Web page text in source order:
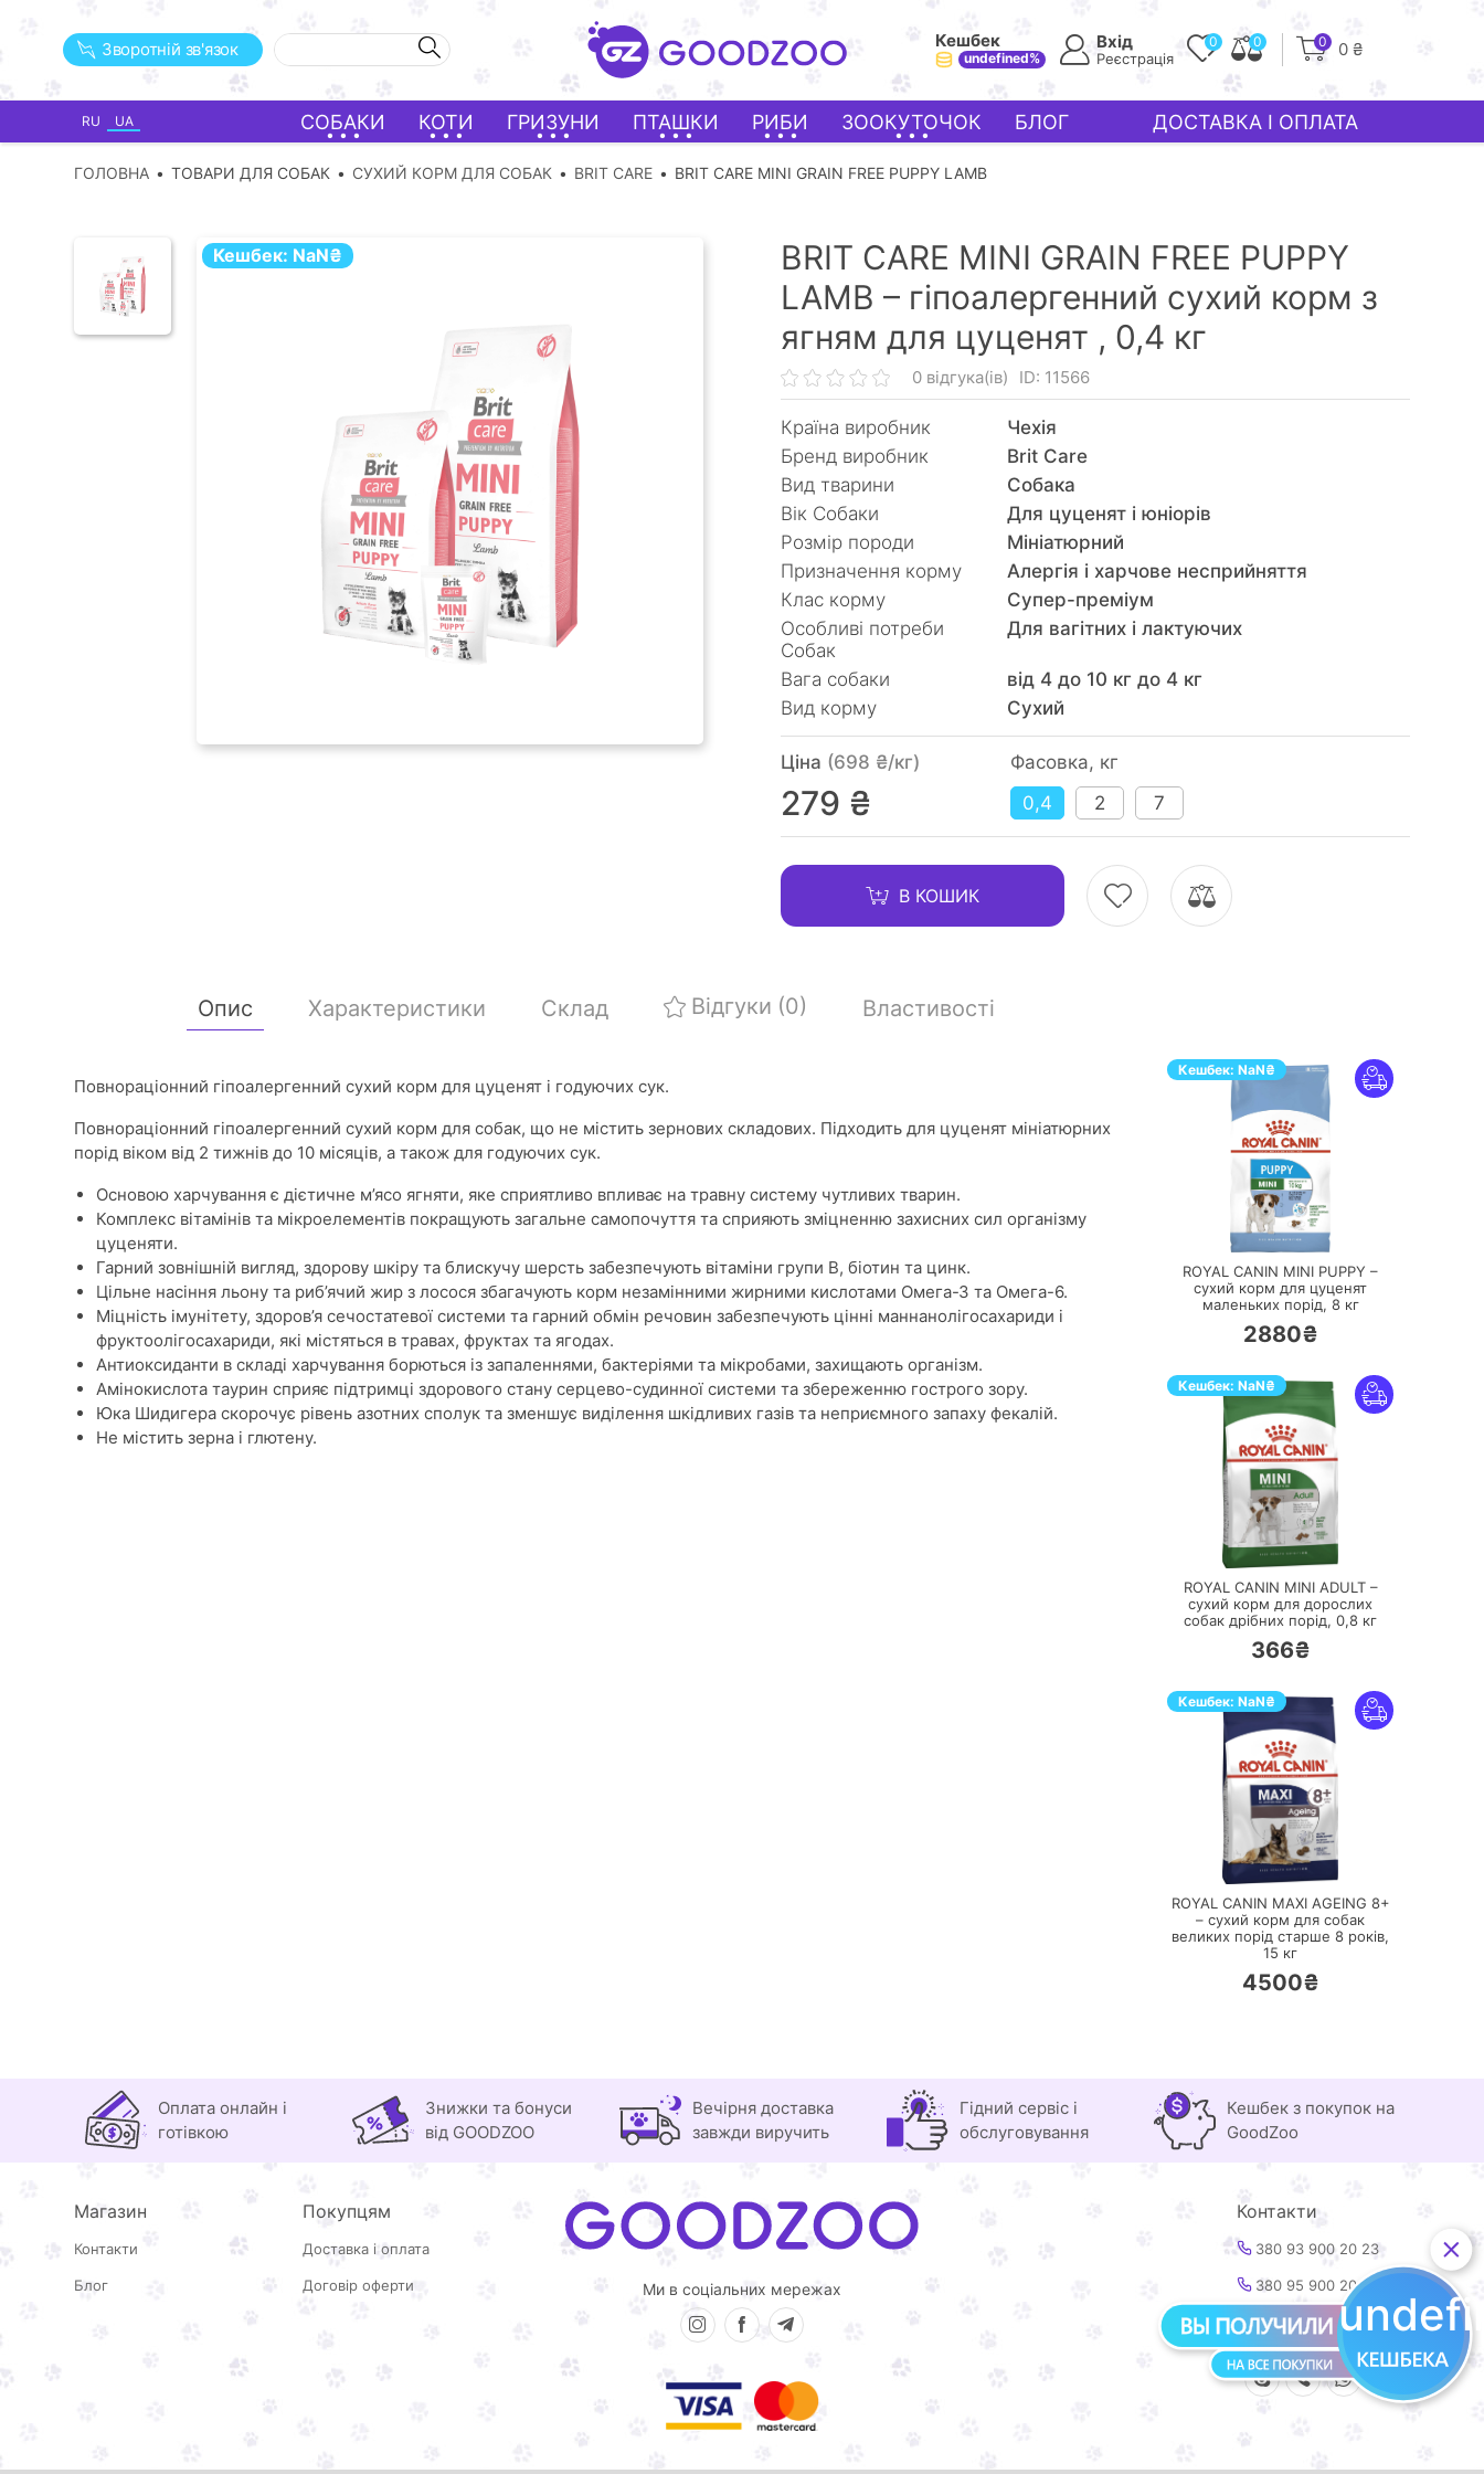
Зворотній зв'язок Кешбек
undefined%
Вхід
Реєстрація
0 0 0 0 ₴
RU UA СОБАКИ КОТИ ГРИЗУНИ ПТАШКИ РИБИ ЗООКУТОЧОК БЛОГ ДОСТАВКА І ОПЛАТА
ГОЛОВНА ТОВАРИ ДЛЯ СОБАК СУХИЙ КОРМ ДЛЯ СОБАК BRIT CARE BRIT CARE MINI GRAIN FREE PUPPY LAMB
Кешбек: NaN₴
BRIT CARE MINI GRAIN FREE PUPPY
LAMB – гіпоалергенний сухий корм з
ягням для цуценят , 0,4 кг
0 відгука(ів) ID: 11566
Країна виробник
Чехія
Бренд виробник
Brit Care
Вид тварини
Собака
Вік Собаки
Для цуценят і юніорів
Розмір породи
Мініатюрний
Призначення корму
Алергія і харчове несприйняття
Клас корму
Супер-преміум
Особливі потреби
Собак
Для вагітних і лактуючих
Вага собаки
від 4 до 10 кг до 4 кг
Вид корму
Сухий
Ціна (698 ₴/кг)
279 ₴
Фасовка, кг
0,4
2 7
В КОШИК
Опис Характеристики Склад Відгуки (0) Властивості
Повнораціонний гіпоалергенний сухий корм для цуценят і годуючих сук.
Повнораціонний гіпоалергенний сухий корм для собак, що не містить зернових складових. Підходить для цуценят мініатюрних
порід віком від 2 тижнів до 10 місяців, а також для годуючих сук.
Основою харчування є дієтичне м’ясо ягняти, яке сприятливо впливає на травну систему чутливих тварин.
Комплекс вітамінів та мікроелементів покращують загальне самопочуття та сприяють зміцненню захисних сил організму
цуценяти.
Гарний зовнішній вигляд, здорову шкіру та блискучу шерсть забезпечують вітаміни групи В, біотин та цинк.
Цільне насіння льону та риб’ячий жир з лосося збагачують корм незамінними жирними кислотами Омега-З та Омега-6.
Міцність імунітету, здоров’я сечостатевої системи та гарний обмін речовин забезпечують цінні маннанолігосахариди і
фруктоолігосахариди, які містяться в травах, фруктах та ягодах.
Антиоксиданти в складі харчування борються із запаленнями, бактеріями та мікробами, захищають організм.
Амінокислота таурин сприяє підтримці здорового стану серцево-судинної системи та збереженню гострого зору.
Юка Шидигера скорочує рівень азотних сполук та зменшує виділення шкідливих газів та неприємного запаху фекалій.
Не містить зерна і глютену.
Кешбек: NaN₴
ПЕРЕЙТИ
ROYAL CANIN MINI PUPPY –
сухий корм для цуценят
маленьких порід, 8 кг
2880₴
Кешбек: NaN₴
ПЕРЕЙТИ
ROYAL CANIN MINI ADULT –
сухий корм для дорослих
собак дрібних порід, 0,8 кг
366₴
Кешбек: NaN₴
ПЕРЕЙТИ
ROYAL CANIN MAXI AGEING 8+
– сухий корм для собак
великих порід старше 8 років,
15 кг
4500₴
Оплата онлайн і
готівкою
Знижки та бонуси
від GOODZOO
Вечірня доставка
завжди виручить
Гідний сервіс і
обслуговування
Кешбек з покупок на
GoodZoo
Магазин
Контакти
Блог
Покупцям
Доставка і оплата
Договір оферти Ми в соціальних мережах
Контакти
380 93 900 20 23
380 95 900 20 23
info@goodzoo.com.ua